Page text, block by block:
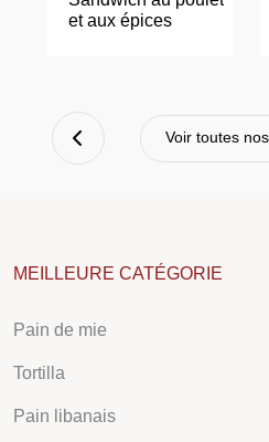
et aux épices
Voir toutes
MEILLEURE CATÉGORIE
Pain de mie
Tortilla
Pain libanais